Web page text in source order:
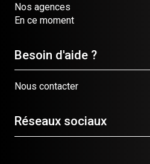
Nos agences
En ce moment
Besoin d'aide ?
Nous contacter
Réseaux sociaux